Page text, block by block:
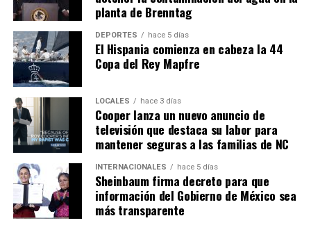
planta de Brenntag
DEPORTES hace 5 días
El Hispania comienza en cabeza la 44
Copa del Rey Mapfre
LOCALES hace 3 días
Cooper lanza un nuevo anuncio de
televisión que destaca su labor para
mantener seguras a las familias de NC
INTERNACIONALES hace 5 días
Sheinbaum firma decreto para que
información del Gobierno de México sea
más transparente